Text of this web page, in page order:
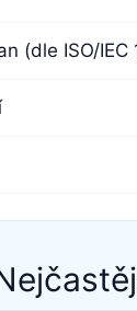
(dle ISO/IEC